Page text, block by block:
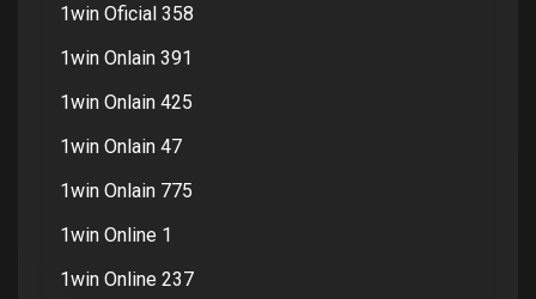
1win Oficial 358
1win Onlain 391
1win Onlain 425
1win Onlain 47
1win Onlain 775
1win Online 1
1win Online 237